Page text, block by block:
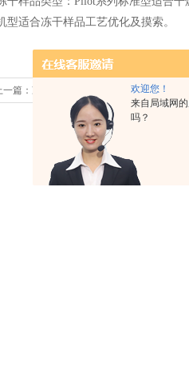
欢迎您！
来自局域网
吗？
型适合冻干样品工艺优化及摸索。
一篇： 冻干机冻干蛋白质及盐析法